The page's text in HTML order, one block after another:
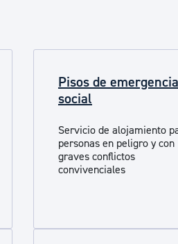
Cultura
Turismo
Pisos de emergencia
social
Servicio de alojamiento
personas en peligro y con
graves conflictos
convivenciales